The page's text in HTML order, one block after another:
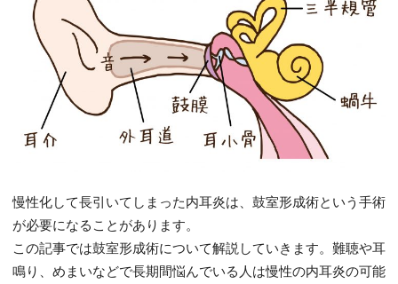
慢性化して長引いてしまった内耳炎は、鼓室形成術という手術
が必要になることがあります。
この記事では鼓室形成術について解説していきます。難聴や耳
鳴り、めまいなどで長期間悩んでいる人は慢性の内耳炎の可能